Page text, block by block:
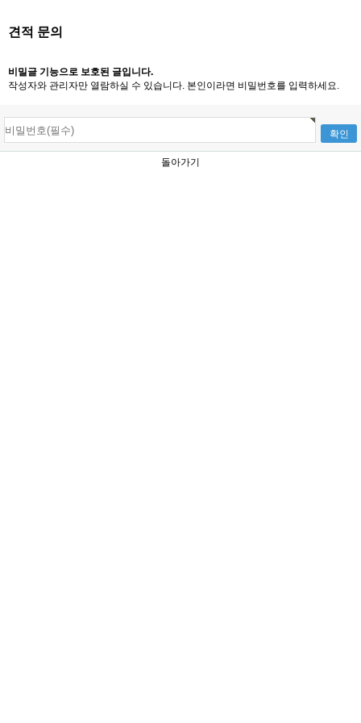
견적 문의
비밀글 기능으로 보호된 글입니다.
작성자와 관리자만 열람하실 수 있습니다. 본인이라면 비밀번호를 입력하세요.
돌아가기